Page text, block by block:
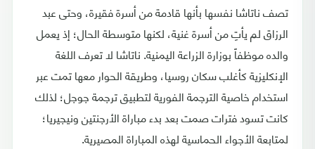
تصف ناتاشا نفسها بأنها قادمة من أسرة فقيرة، وحتى عبد
الرزاق لم يأتِ من أسرة غنية، لكنها متوسطة الحال؛ إذ يعمل
والده موظفاً بوزارة الزراعة اليمنية. ناتاشا لا تعرف اللغة
الإنكليزية كأغلب سكان روسيا، وطريقة الحوار معها تمت عبر
استخدام خاصية الترجمة الفورية لتطبيق ترجمة جوجل؛ لذلك
كانت تسود فترات صمت بعد بدء مباراة الأرجنتين ونيجيريا؛
لمتابعة الأجواء الحماسية لهذه المباراة المصيرية.